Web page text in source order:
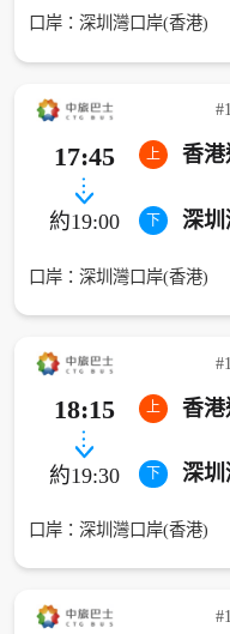
口岸：深圳灣口岸(香港)
17:45
約19:00
上 香港
下 深圳
口岸：深圳灣口岸(香港)
18:15
約19:30
上 香港
下 深圳
口岸：深圳灣口岸(香港)